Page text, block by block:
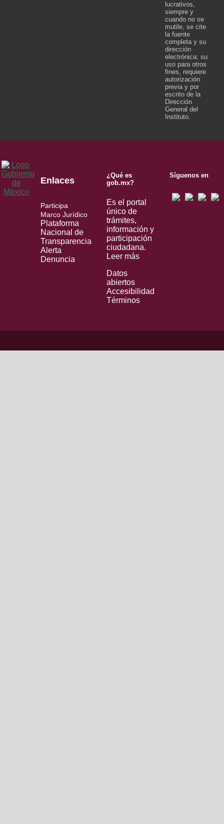
lucrativos,
siempre y
cuando no se
mutile, se cite
la fuente
completa y su
dirección
electrónica; su
uso para otros
fines, requiere
autorización
previa y por
escrito de la
Dirección
General del
Instituto.
Enlaces
Participa
Marco Jurídico
Plataforma
Nacional de
Transparencia
Alerta
Denuncia
¿Qué es
gob.mx?
Es el portal
único de
trámites,
información y
participación
ciudadana.
Leer más
Datos
abiertos
Accesibilidad
Términos
Síguenos en